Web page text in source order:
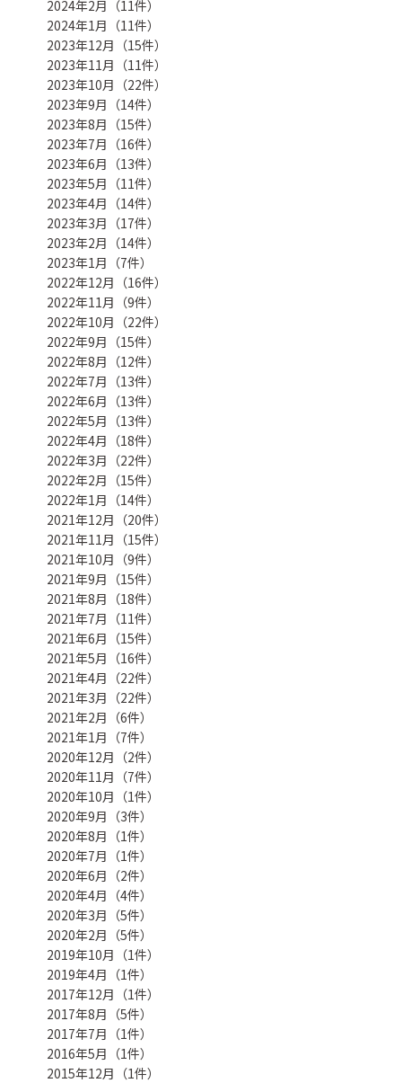
2024年2月（11件）
2024年1月（11件）
2023年12月（15件）
2023年11月（11件）
2023年10月（22件）
2023年9月（14件）
2023年8月（15件）
2023年7月（16件）
2023年6月（13件）
2023年5月（11件）
2023年4月（14件）
2023年3月（17件）
2023年2月（14件）
2023年1月（7件）
2022年12月（16件）
2022年11月（9件）
2022年10月（22件）
2022年9月（15件）
2022年8月（12件）
2022年7月（13件）
2022年6月（13件）
2022年5月（13件）
2022年4月（18件）
2022年3月（22件）
2022年2月（15件）
2022年1月（14件）
2021年12月（20件）
2021年11月（15件）
2021年10月（9件）
2021年9月（15件）
2021年8月（18件）
2021年7月（11件）
2021年6月（15件）
2021年5月（16件）
2021年4月（22件）
2021年3月（22件）
2021年2月（6件）
2021年1月（7件）
2020年12月（2件）
2020年11月（7件）
2020年10月（1件）
2020年9月（3件）
2020年8月（1件）
2020年7月（1件）
2020年6月（2件）
2020年4月（4件）
2020年3月（5件）
2020年2月（5件）
2019年10月（1件）
2019年4月（1件）
2017年12月（1件）
2017年8月（5件）
2017年7月（1件）
2016年5月（1件）
2015年12月（1件）